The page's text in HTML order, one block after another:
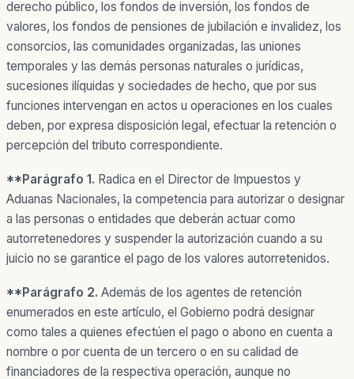
derecho público, los fondos de inversión, los fondos de
valores, los fondos de pensiones de jubilación e invalidez, los
consorcios, las comunidades organizadas, las uniones
temporales y las demás personas naturales o jurídicas,
sucesiones ilíquidas y sociedades de hecho, que por sus
funciones intervengan en actos u operaciones en los cuales
deben, por expresa disposición legal, efectuar la retención o
percepción del tributo correspondiente.
**Parágrafo 1. Radica en el Director de Impuestos y
Aduanas Nacionales, la competencia para autorizar o designar
a las personas o entidades que deberán actuar como
autorretenedores y suspender la autorización cuando a su
juicio no se garantice el pago de los valores autorretenidos.
**Parágrafo 2. Además de los agentes de retención
enumerados en este artículo, el Gobierno podrá designar
como tales a quienes efectúen el pago o abono en cuenta a
nombre o por cuenta de un tercero o en su calidad de
financiadores de la respectiva operación, aunque no